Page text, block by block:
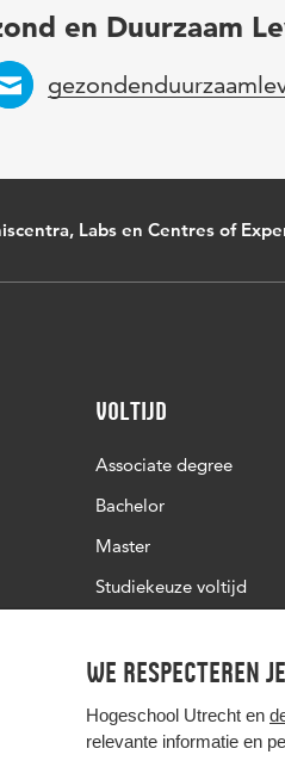
We respecteren
Hogeschool Utrecht en
relevante informatie en
en Duurzaam
Labs en Centres of
Voltijd
Associate degree
Bachelor
Master
Studiekeuze voltijd